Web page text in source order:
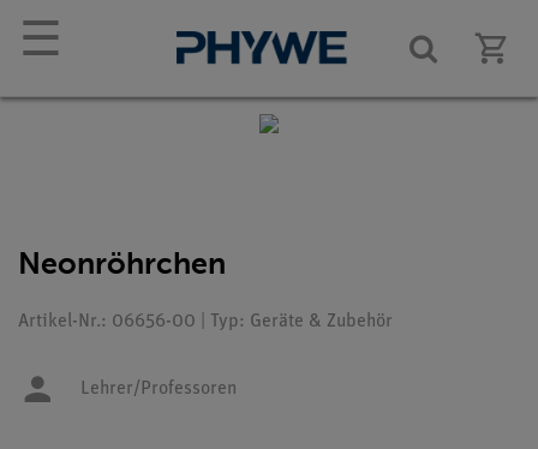
☰
Neonröhrchen
Artikel-Nr.: 06656-00 | Typ: Geräte & Zubehör
Lehrer/Professoren